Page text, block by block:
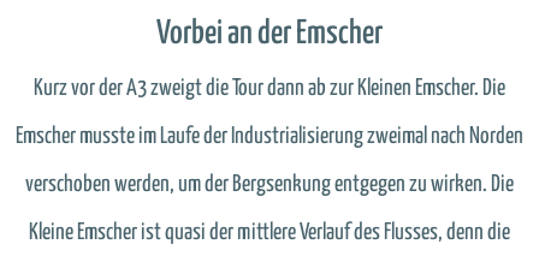
Vorbei an der Emscher
Kurz vor der A3 zweigt die Tour dann ab zur Kleinen Emscher. Die
Emscher musste im Laufe der Industrialisierung zweimal nach Norden
verschoben werden, um der Bergsenkung entgegen zu wirken. Die
Kleine Emscher ist quasi der mittlere Verlauf des Flusses, denn die